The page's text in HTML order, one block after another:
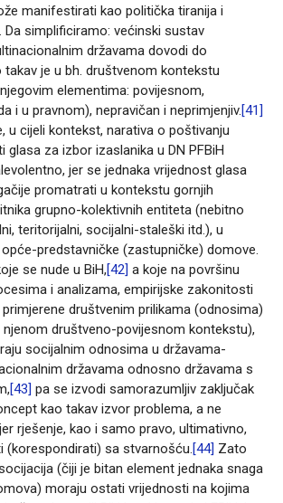
manifestirati kao politička tiranija i
Da simplificiramo: većinski sustav
državama dovodi do
takav je u bh. društvenom kontekstu
elementima: povijesnom,
i u pravnom), nepravičan i neprimjenjiv. [41]
u cijeli kontekst, narativa o poštivanju
glasa za izbor izaslanika u DN PFBiH
jer se jednaka vrijednost glasa
promatrati u kontekstu gornjih
grupno-kolektivnih entiteta (nebitno
teritorijalni, socijalni-staleški itd.), u
predstavničke (zastupničke) domove.
se nude u BiH,[42] a koje na površinu
i analizama, empirijske zakonitosti
društvenim prilikama (odnosima)
njenom društveno-povijesnom kontekstu),
socijalnim odnosima u državama-
državama odnosno državama s
[43] pa se izvodi samorazumljiv zaključak
kao takav izvor problema, a ne
rješenje, kao i samo pravo, ultimativno,
(korespondirati) sa stvarnošću. [44] Zato
(čiji je bitan element jednaka snaga
moraju ostati vrijednosti na kojima